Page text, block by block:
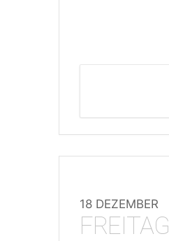
18 DEZEMBER
FREITAG